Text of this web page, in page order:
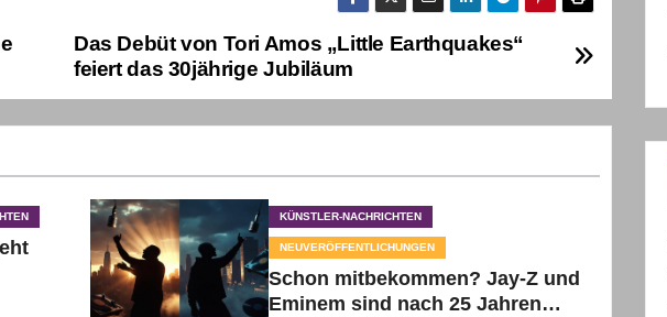
Das Debüt von Tori Amos „Little Earthquakes“
feiert das 30jährige Jubiläum
KÜNSTLER-NACHRICHTEN
NEUVERÖFFENTLICHUNGEN
Schon mitbekommen? Jay-Z und
Eminem sind nach 25 Jahren